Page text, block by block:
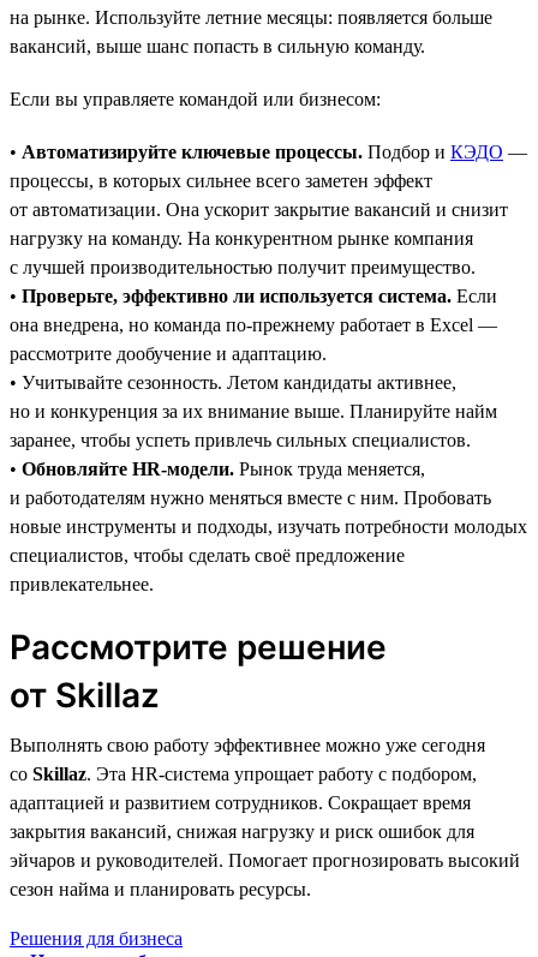
на рынке. Используйте летние месяцы: появляется больше
вакансий, выше шанс попасть в сильную команду.
Если вы управляете командой или бизнесом:
• Автоматизируйте ключевые процессы. Подбор и КЭДО —
процессы, в которых сильнее всего заметен эффект
от автоматизации. Она ускорит закрытие вакансий и снизит
нагрузку на команду. На конкурентном рынке компания
с лучшей производительностью получит преимущество.
• Проверьте, эффективно ли используется система. Если
она внедрена, но команда по-прежнему работает в Excel —
рассмотрите дообучение и адаптацию.
• Учитывайте сезонность. Летом кандидаты активнее,
но и конкуренция за их внимание выше. Планируйте найм
заранее, чтобы успеть привлечь сильных специалистов.
• Обновляйте HR-модели. Рынок труда меняется,
и работодателям нужно меняться вместе с ним. Пробовать
новые инструменты и подходы, изучать потребности молодых
специалистов, чтобы сделать своё предложение
привлекательнее.
Рассмотрите решение
от Skillaz
Выполнять свою работу эффективнее можно уже сегодня
со Skillaz. Эта HR-система упрощает работу с подбором,
адаптацией и развитием сотрудников. Сокращает время
закрытия вакансий, снижая нагрузку и риск ошибок для
эйчаров и руководителей. Помогает прогнозировать высокий
сезон найма и планировать ресурсы.
Решения для бизнеса